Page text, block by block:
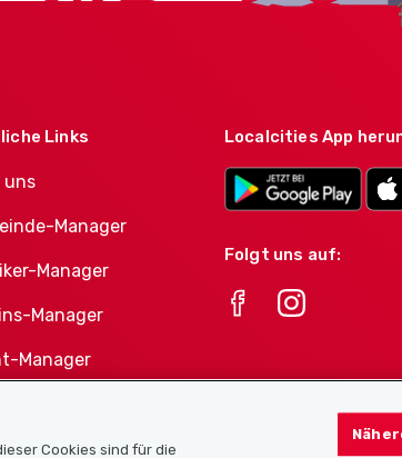
Links
uns
Manager
Manager
Manager
Manager
Produktportfolio
Localcities App
Folgt uns auf:
Cookies sind für die